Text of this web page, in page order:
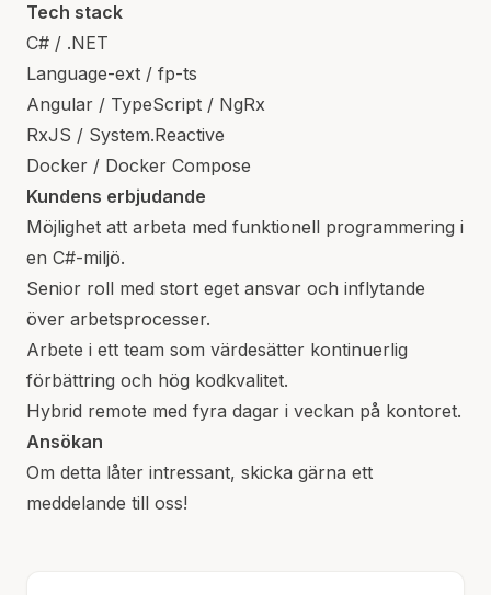
Tech stack
C# / .NET
Language-ext / fp-ts
Angular / TypeScript / NgRx
RxJS / System.Reactive
Docker / Docker Compose
Kundens erbjudande
Möjlighet att arbeta med funktionell programmering i
en C#-miljö.
Senior roll med stort eget ansvar och inflytande
över arbetsprocesser.
Arbete i ett team som värdesätter kontinuerlig
förbättring och hög kodkvalitet.
Hybrid remote med fyra dagar i veckan på kontoret.
Ansökan
Om detta låter intressant, skicka gärna ett
meddelande till oss!